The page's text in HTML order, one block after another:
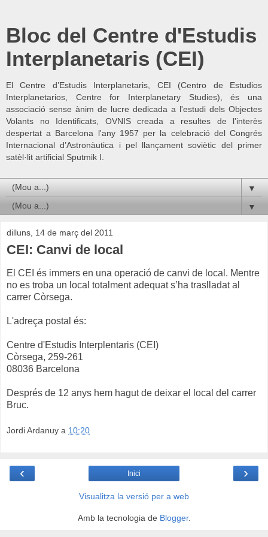
Bloc del Centre d'Estudis
Interplanetaris (CEI)
El Centre d’Estudis Interplanetaris, CEI (Centro de Estudios
Interplanetarios, Centre for Interplanetary Studies), és una
associació sense ànim de lucre dedicada a l'estudi dels Objectes
Volants no Identificats, OVNIS creada a resultes de l’interès
despertat a Barcelona l'any 1957 per la celebració del Congrés
Internacional d’Astronàutica i pel llançament soviètic del primer
satèl·lit artificial Sputmik I.
▼
▼
dilluns, 14 de març del 2011
CEI: Canvi de local
El CEI és immers en una operació de canvi de local. Mentre
no es troba un local totalment adequat s’ha traslladat al
carrer Còrsega.
L'adreça postal és:
Centre d'Estudis Interplentaris (CEI)
Còrsega, 259-261
08036 Barcelona
Després de 12 anys hem hagut de deixar el local del carrer
Bruc.
Jordi Ardanuy a 10:20
‹ ›
Inici
Visualitza la versió per a web
Amb la tecnologia de Blogger.